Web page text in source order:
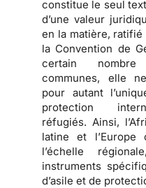
constitue le seul
d’une valeur
en la matière, ratifié
la Convention de
certain
communes, elle
pour autant
protection
réfugiés. Ainsi,
latine et l’Europe
l’échelle
instruments
d’asile et de